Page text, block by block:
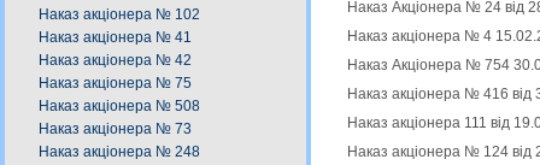
Наказ акціонера № 102
Наказ акціонера № 41
Наказ акціонера № 42
Наказ акціонера № 75
Наказ акціонера № 508
Наказ акціонера № 73
Наказ акціонера № 248
Наказ Акціонера № 24 від
Наказ акціонера № 4
Наказ Акціонера № 754
Наказ акціонера № 416
Наказ акціонера 111 від
Наказ акціонера № 124